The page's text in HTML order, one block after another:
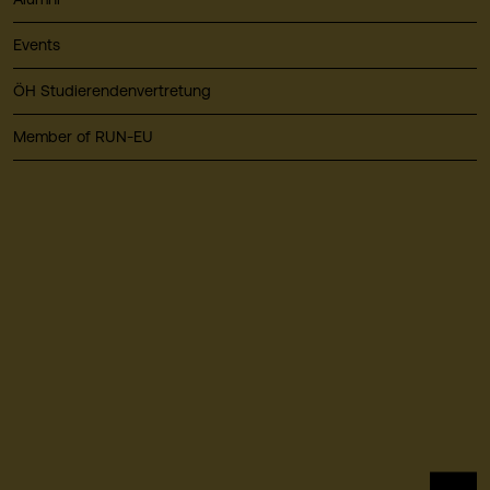
Events
ÖH Studierendenvertretung
Member of RUN-EU